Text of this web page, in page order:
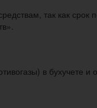
так как
в бухучете